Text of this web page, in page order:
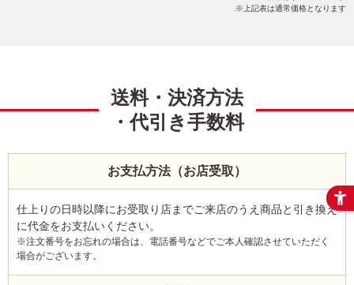
上記表は通常価格となります
送料・決済方法
・代引き手数料
お支払方法（お店受取）
仕上りの日時以降にお受取り店までご来店のうえ商品と引き換え
に代金をお支払いください。
※注文番号をお忘れの場合は、電話番号などでご本人確認させていただく
場合がございます。